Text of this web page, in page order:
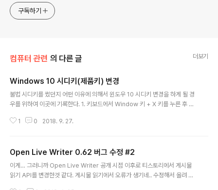
구독하기
컴퓨터 관련 의 다른 글 더보기
Windows 10 시디키(제품키) 변경
불법 시디키를 썼던지 어떤 이유에 의해서 윈도우 10 시디키 변경을 하게 될 경
우를 위하여 이곳에 기록한다. 1. 키보드에서 Window 키 + X 키를 누른 후 A
y 을 입력하여 레지스트리에서 현재 라이센스 키를 삭제한다. 3. slmgr /upk
인한다. 6. slmgr /xpr 을 입력하여 라이센스 유효 기간을 확인한다.
1 0 2018. 9. 27.
Open Live Writer 0.62 버그 수정 #2
이게… 그러니까 Open Live Writer 공개 시점 이후로 티스토리에서 게시물
읽기 API를 변경한것 같다. 게시물 읽기에서 오류가 생기네.. 수정해서 올려 놓